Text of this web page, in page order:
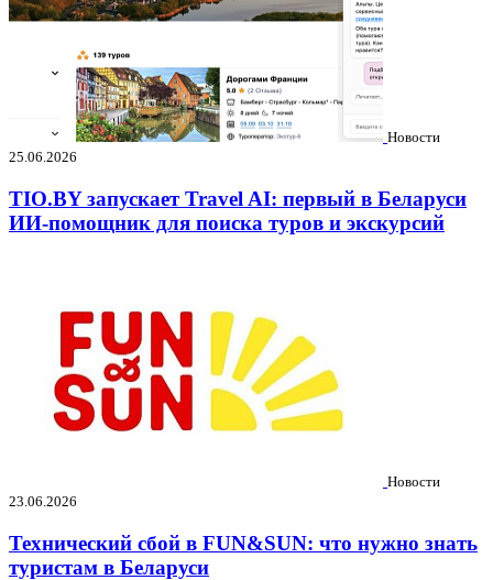
Новости
25.06.2026
TIO.BY запускает Travel AI: первый в Беларуси
ИИ-помощник для поиска туров и экскурсий
Новости
23.06.2026
Технический сбой в FUN&SUN: что нужно знать
туристам в Беларуси